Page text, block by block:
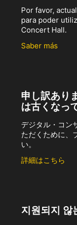
Por favor,
para poder
Concert Hall.
Saber más
申し訳あり
は古くなっ
デジタル・コン
ただくために、
い。
詳細はこちら
지원되지 않